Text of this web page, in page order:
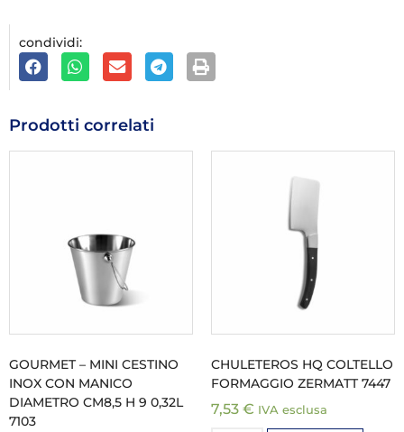
condividi:
Prodotti correlati
GOURMET – MINI CESTINO
INOX CON MANICO
DIAMETRO CM8,5 H 9 0,32L
7103
CHULETEROS HQ COLTELLO
FORMAGGIO ZERMATT 7447
7,53 € IVA esclusa